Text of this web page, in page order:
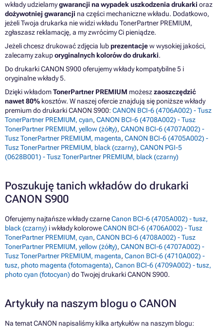
wkłady udzielamygwarancji na wypadek uszkodzenia drukarki oraz
dożywotniej gwarancji na części mechaniczne wkładu. Dodatkowo,
jeżeli Twoja drukarka nie widzi wkładu TonerPartner PREMIUM,
zgłaszasz reklamację, a my zwrócimy Ci pieniądze.
Jeżeli chcesz drukować zdjęcia lubprezentacjew wysokiej jakości,
zalecamy zakuporyginalnych kolorów do drukarki.
Do drukarki CANON S900 oferujemy wkłady kompatybilne 5 i
oryginalne wkłady 5.
Dzięki wkładomTonerPartner PREMIUM możeszzaoszczędzić
nawet 80% kosztów. W naszej ofercie znajdują się poniższe wkłady
premium do drukarki CANON S900: CANON BCI-6 (4706A002) - Tusz
TonerPartner PREMIUM, cyan, CANON BCI-6 (4708A002) - Tusz
TonerPartner PREMIUM, yellow (żółty), CANON BCI-6 (4707A002) -
Tusz TonerPartner PREMIUM, magenta, CANON BCI-6 (4705A002) -
Tusz TonerPartner PREMIUM, black (czarny), CANON PGI-5
(0628B001) - Tusz TonerPartner PREMIUM, black (czarny)
Poszukuję tanich wkładów do drukarki
CANON S900
Oferujemy najtańsze wkłady czarneCanon BCI-6 (4705A002) - tusz,
black (czarny) i wkłady koloroweCANON BCI-6 (4706A002) - Tusz
TonerPartner PREMIUM, cyan, CANON BCI-6 (4708A002) - Tusz
TonerPartner PREMIUM, yellow (żółty), CANON BCI-6 (4707A002) -
Tusz TonerPartner PREMIUM, magenta, Canon BCI-6 (4710A002) -
tusz, photo magenta (fotomagenta), Canon BCI-6 (4709A002) - tusz,
photo cyan (fotocyan) do Twojej drukarki CANON S900.
Artykuły na naszym blogu o CANON
Na temat CANON napisaliśmy kilka artykułów na naszym blogu: